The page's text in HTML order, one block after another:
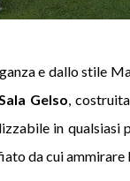
e dallo stile
Gelso ,
in qualsiasi
da cui ammirare